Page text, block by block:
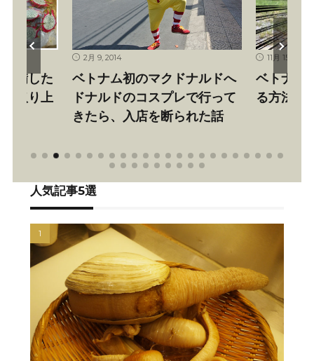
備した
取り上
2月 9, 2014
ベトナム初のマクドナルドへ
ドナルドのコスプレで行って
きたら、入店を断られた話
11月 15, 2012
ベトナム
る方法
人気記事5選